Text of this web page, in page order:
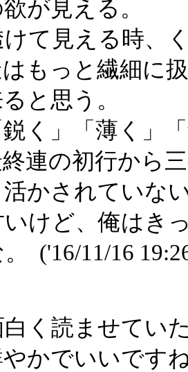
が見える。
て見える時、
もっと繊細に
と思う。
く」「薄く」
連の初行から
かされていな
けど、俺はき
('16/11/16
白く読ませてい
かでいいです